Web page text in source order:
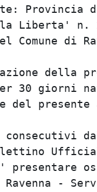
Provincia
Liberta' n.
di
della
30 giorni
del presente
-